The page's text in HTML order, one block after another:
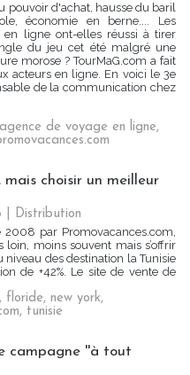
pouvoir d'achat, hausse du baril
économie en berne.... Les
en ligne ont-elles réussi à tirer
du jeu cet été malgré une
morose ? TourMaG.com a fait
acteurs en ligne. En voici le 3e
de la communication chez
agence de voyage en ligne,
choisir un meilleur
Distribution
par Promovacances.com,
moins souvent mais s’offrir
des destination la Tunisie
de +42%. Le site de vente de
, floride, new york,
, tunisie
campagne ''à tout